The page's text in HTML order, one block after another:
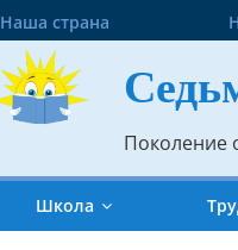
Наша страна
Поколение
Школа